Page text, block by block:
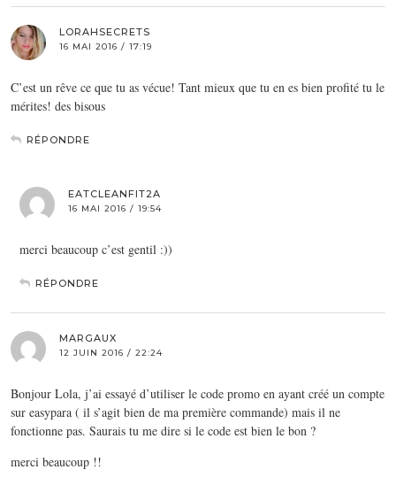
LORAHSECRETS
16 MAI 2016 / 17:19
C’est un rêve ce que tu as vécue! Tant mieux que tu en es bien profité tu le
mérites! des bisous
RÉPONDRE
EATCLEANFIT2A
16 MAI 2016 / 19:54
merci beaucoup c’est gentil :))
RÉPONDRE
MARGAUX
12 JUIN 2016 / 22:24
Bonjour Lola, j’ai essayé d’utiliser le code promo en ayant créé un compte
sur easypara ( il s’agit bien de ma première commande) mais il ne
fonctionne pas. Saurais tu me dire si le code est bien le bon ?
merci beaucoup !!